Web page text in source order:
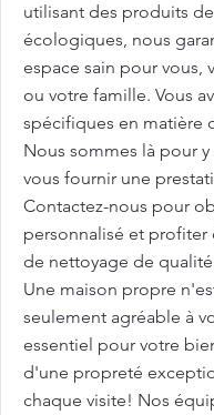
utilisant des produits
écologiques, nous
espace sain pour vous,
ou votre famille. Vous
spécifiques en matière
Nous sommes là pour
vous fournir une
Contactez-nous pour
personnalisé et profiter
de nettoyage de
Une maison propre
seulement agréable à
essentiel pour votre
d'une propreté
chaque visite! Nos